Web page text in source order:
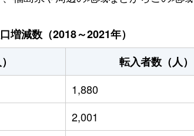
増減数（2018～2021年）
転入者数（人）
1,880
2,001